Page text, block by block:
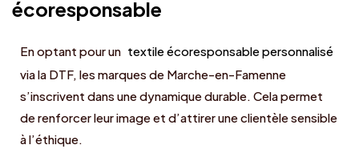
écoresponsable
En optant pour un textile écoresponsable personnalisé
via la DTF, les marques de Marche-en-Famenne
s’inscrivent dans une dynamique durable. Cela permet
de renforcer leur image et d’attirer une clientèle sensible
à l’éthique.